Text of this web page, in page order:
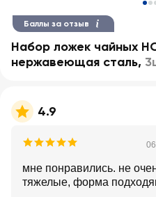
Баллы за отзыв
Набор ложек чайных
нержавеющая сталь,
4.9
мне понравились. не
тяжелые, форма